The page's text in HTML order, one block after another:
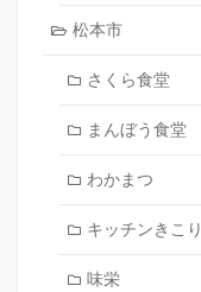
松本市
さくら食堂
まんぼう食堂
わかまつ
キッチンきこり
味栄